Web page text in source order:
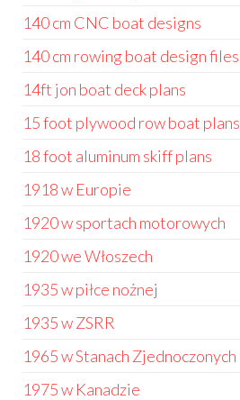
140 cm CNC boat designs
140 cm rowing boat design files
14ft jon boat deck plans
15 foot plywood row boat plans
18 foot aluminum skiff plans
1918 w Europie
1920 w sportach motorowych
1920 we Włoszech
1935 w piłce nożnej
1935 w ZSRR
1965 w Stanach Zjednoczonych
1975 w Kanadzie